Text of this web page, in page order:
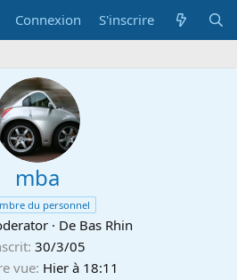
Connexion S'inscrire
mba
du personnel
· De Bas Rhin
30/3/05
vue Hier à 18:11